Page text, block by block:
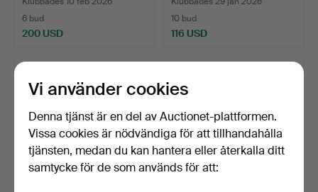
6 bud
200 USD
10 bud
116 USD
Vi använder cookies
Denna tjänst är en del av Auctionet-plattformen.
Vissa cookies är nödvändiga för att tillhandahålla
tjänsten, medan du kan hantera eller återkalla ditt
samtycke för de som används för att: